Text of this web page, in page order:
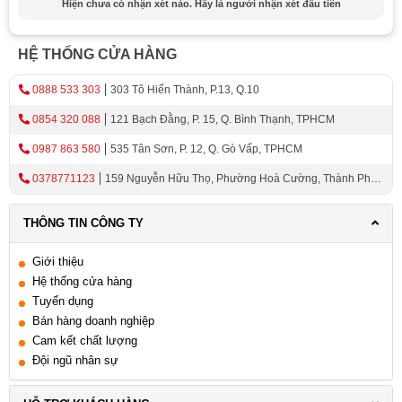
dùng
đập
Cách sắp xếp chén đĩa hiệu quả trên khay
Bước 1: Làm sạch chén đĩa
Bước 2: Sắp xếp theo kích thước
Bước 3: Sử dụng ngăn chia
Lưu ý trong việc vệ sinh và bảo quản để kéo dài tuổi
thọ của khay
Vệ sinh định kỳ
Lưu trữ đúng cách
Giới Thiệu Về Khay Úp Chén Đĩa Hafele
Hafele - Thương hiệu chất lượng và thiết kế
tinh tế
Hiện chưa có nhận xét nào. Hãy là người nhận xét đầu tiên
HỆ THỐNG CỬA HÀNG
0888 533 303 303 Tô Hiến Thành, P.13, Q.10
0854 320 088 121 Bạch Đằng, P. 15, Q. Bình Thạnh, TPHCM
0987 863 580 535 Tân Sơn, P. 12, Q. Gò Vấp, TPHCM
0378771123
159 Nguyễn Hữu Thọ, Phường Hoà Cường, Thành Phố
THÔNG TIN CÔNG TY
Giới thiệu
Hệ thống cửa hàng
Tuyển dụng
Bán hàng doanh nghiệp
Cam kết chất lượng
Đội ngũ nhân sự